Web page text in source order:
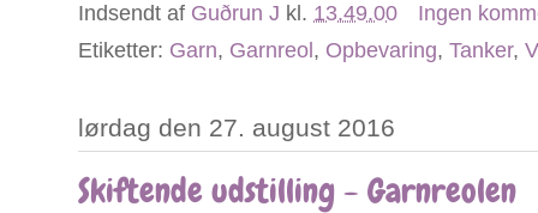
Indsendt af Guðrun J kl. 13.49.00
Ingen
Etiketter: Garn, Garnreol , Opbevaring, Tanker,
lørdag den 27. august 2016
Skiftende udstilling - Garnreolen